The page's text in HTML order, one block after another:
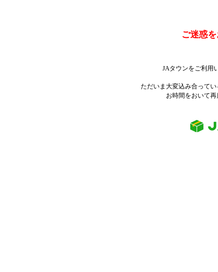
ご迷惑
JAタウンをご利用
ただいま大変込み合って
お時間をおいて